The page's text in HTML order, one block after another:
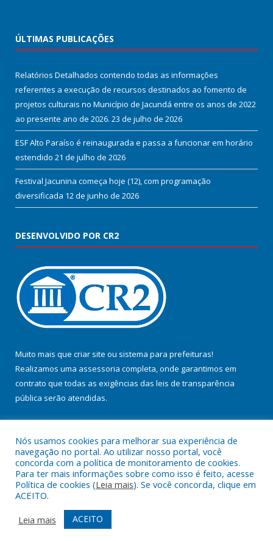
ÚLTIMAS PUBLICAÇÕES
Relatórios Detalhados contendo todas as informações
referentes a execução de recursos destinados ao fomento de
projetos culturais no Município de Jacundá entre os anos de 2022
ao presente ano de 2026. 23 de julho de 2026
ESF Alto Paraíso é reinaugurada e passa a funcionar em horário
estendido 21 de julho de 2026
Festival Jacunina começa hoje (12), com programação
diversificada 12 de junho de 2026
DESENVOLVIDO POR CR2
Muito mais que criar site ou sistema para prefeituras!
Realizamos uma assessoria completa, onde garantimos em
contrato que todas as exigências das leis de transparência
pública serão atendidas.
Todos os direitos reservados a Prefeitura Municipal de Jacundá.
Mapa do Site
Acessar Área Administrativa
Acessar Webmail
Nós usamos cookies para melhorar sua experiência de
navegação no portal. Ao utilizar nosso portal, você
concorda com a política de monitoramento de cookies.
Para ter mais informações sobre como isso é feito, acesse
Política de cookies (Leia mais). Se você concorda, clique em
ACEITO.
Leia mais
ACEITO